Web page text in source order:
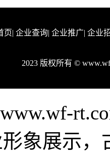
页| 企业查询| 企业推广| 企业
2023 版权所有 ©
象展示